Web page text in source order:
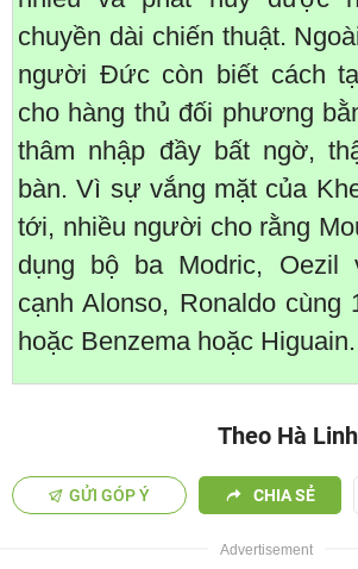
chuyền dài chiến thuật.
người Đức còn biết cách
cho hàng thủ đối phương
thâm nhập đầy bất ngờ,
bàn. Vì sự vắng mặt của
tới, nhiều người cho rằng
dụng bộ ba Modric, Oezil
cạnh Alonso, Ronaldo cùng
hoặc Benzema hoặc Higuain.
Theo Hà Linh
GỬI GÓP Ý CHIA SẺ